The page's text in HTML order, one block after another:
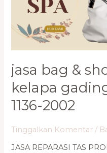
jasa bag &
kelapa
1136-2002
Tinggalkan Komentar /
JASA REPARASI TAS
Terbaik
Kelapa
Gading,
Bintaro
0821-
2002